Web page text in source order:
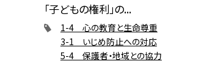
「子どもの権利」の...
1-4 心の教育と生命尊重
3-1 いじめ防止への対応
5-4 保護者・地域との協力